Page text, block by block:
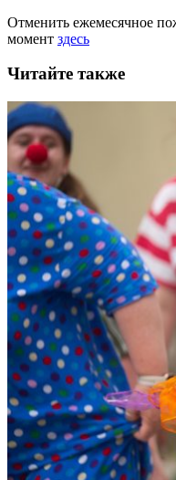
Отменить ежемесячное
момент здесь
Читайте также